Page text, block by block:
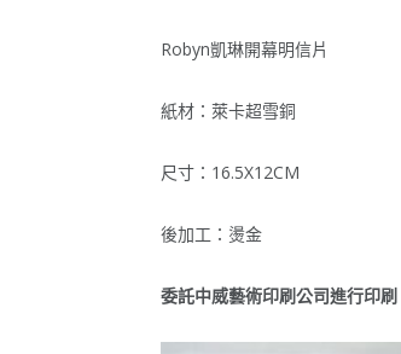
Robyn凱琳開幕明信片
紙材：萊卡超雪銅
尺寸：16.5X12CM
後加工：燙金
委託中威藝術印刷公司進行印